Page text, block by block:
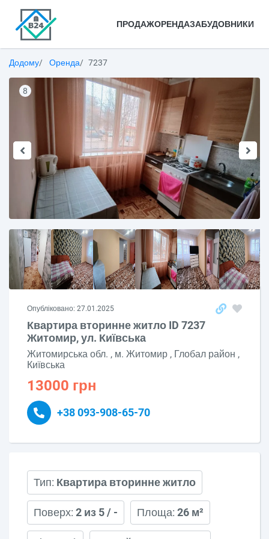
ПРОДАЖОРЕНДАЗАБУДОВНИКИ
Додому Оренда 7237
8
Опубліковано: 27.01.2025
Квартира вторинне житло ID 7237
Житомир, ул. Київська
Житомирська обл. , м. Житомир , Глобал район ,
Київська
13000 грн
+38 093-908-65-70
Тип: Квартира вторинне житло
Поверх: 2 из 5 / - Площа: 26 м²